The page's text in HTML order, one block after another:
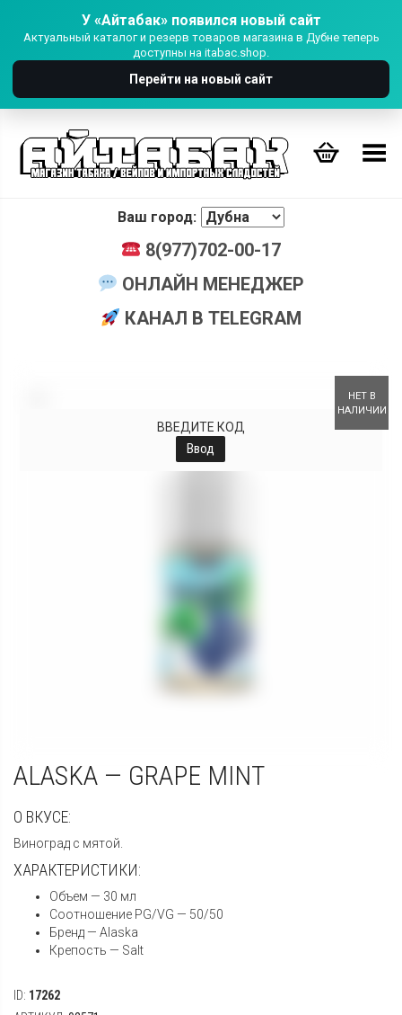
У «Айтабак» появился новый сайт
Актуальный каталог и резерв товаров магазина в Дубне теперь
доступны на itabac.shop.
Перейти на новый сайт
Переключить Меню
Ваш город:
8(977)702-00-17
ОНЛАЙН МЕНЕДЖЕР
КАНАЛ В TELEGRAM
НЕТ В
НАЛИЧИИ
ВВЕДИТЕ КОД
Ввод
ALASKA — GRAPE MINT
О ВКУСЕ:
Виноград с мятой.
ХАРАКТЕРИСТИКИ:
Объем — 30 мл
Соотношение PG/VG — 50/50
Бренд — Alaska
Крепость — Salt
ID: 17262